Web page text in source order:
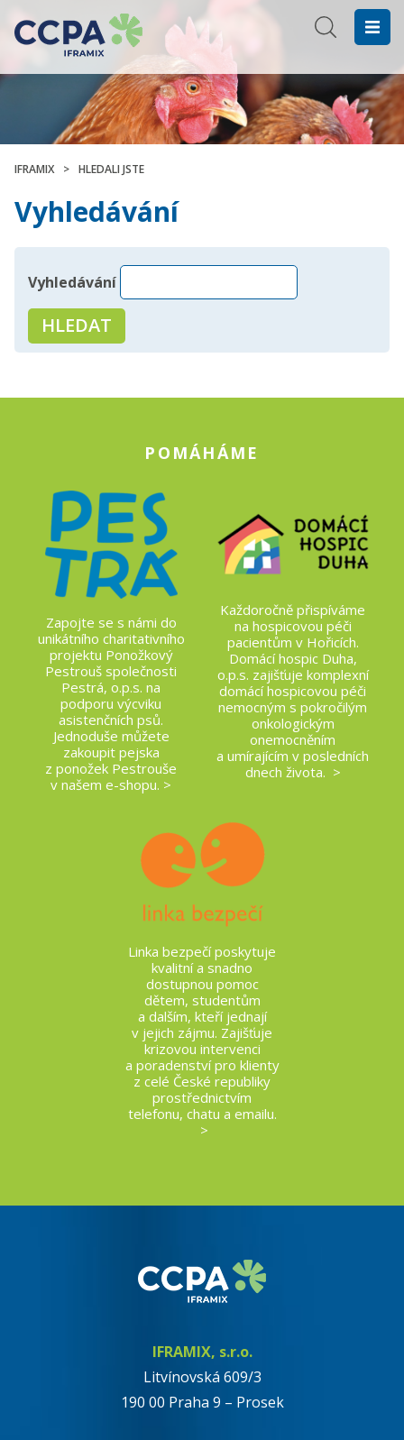
IFRAMIX > HLEDALI JSTE
Vyhledávání
Vyhledávání
POMÁHÁME
Zapojte se s námi do
unikátního charitativního
projektu Ponožkový
Pestrouš společnosti
Pestrá, o.p.s. na
podporu výcviku
asistenčních psů.
Jednoduše můžete
zakoupit pejska
z ponožek Pestrouše
v našem e-shopu. >
Každoročně přispíváme
na hospicovou péči
pacientům v Hořicích.
Domácí hospic Duha,
o.p.s. zajišťuje komplexní
domácí hospicovou péči
nemocným s pokročilým
onkologickým
onemocněním
a umírajícím v posledních
dnech života. >
Linka bezpečí poskytuje
kvalitní a snadno
dostupnou pomoc
dětem, studentům
a dalším, kteří jednají
v jejich zájmu. Zajišťuje
krizovou intervenci
a poradenství pro klienty
z celé České republiky
prostřednictvím
telefonu, chatu a emailu.
>
IFRAMIX, s.r.o.
Litvínovská 609/3
190 00 Praha 9 – Prosek